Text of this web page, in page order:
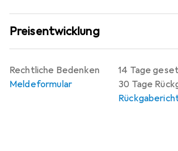
Preisentwicklung
14 Tage
30 Tage
Rechtliche Bedenken
Meldeformular